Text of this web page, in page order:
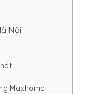
Nội
Maxhome